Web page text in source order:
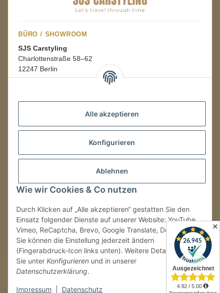
Alle akzeptieren
Konfigurieren
Ablehnen
Wie wir Cookies & Co nutzen
Durch Klicken auf „Alle akzeptieren“ gestatten Sie den
Einsatz folgender Dienste auf unserer Website: YouTube,
Vimeo, ReCaptcha, Brevo, Google Translate, Doofinder.
Sie können die Einstellung jederzeit ändern
(Fingerabdruck-Icon links unten). Weitere Details finden
Sie unter Konfigurieren und in unserer
Datenschutzerklärung.
Impressum Datenschutz
BÜRO / SHOWROOM
SJS Carstyling
Charlottenstraße 58–62
12247 Berlin
08:00–16:00 Uhr
LAGER / RETOUREN
Packmonster Fulfillment
SJS Carstyling Lager
Retouren ausschließlich an diese Adresse.
Tel.:+49 (0) 30 36417228
E-Mail:info@sjs-carstyling.com
Vertrag widerrufen
* Alle Preise inkl. gesetzlicher USt., zzgl.
✕